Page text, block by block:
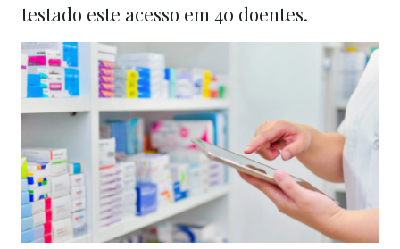
testado este acesso em 40 doentes.